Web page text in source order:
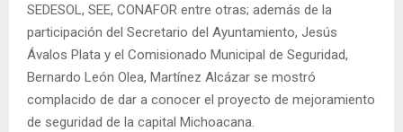
SEDESOL, SEE, CONAFOR entre otras; además de la
participación del Secretario del Ayuntamiento, Jesús
Ávalos Plata y el Comisionado Municipal de Seguridad,
Bernardo León Olea, Martínez Alcázar se mostró
complacido de dar a conocer el proyecto de mejoramiento
de seguridad de la capital Michoacana.